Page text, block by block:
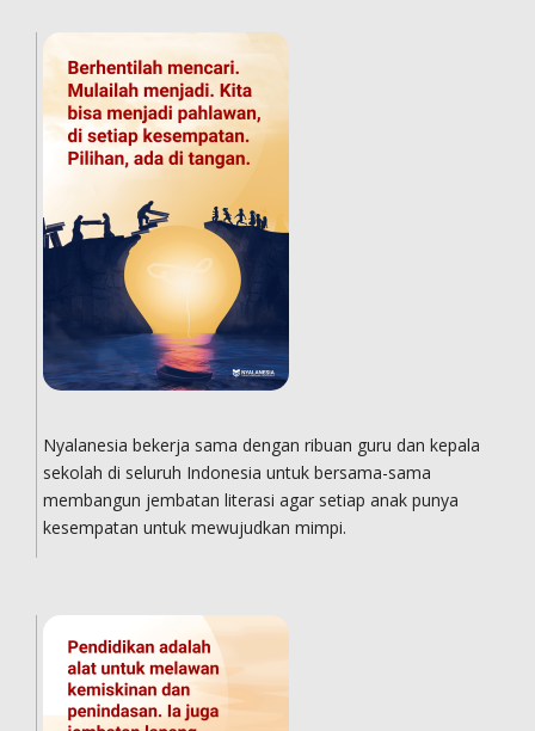
Nyalanesia bekerja sama dengan ribuan guru dan kepala
sekolah di seluruh Indonesia untuk bersama-sama
membangun jembatan literasi agar setiap anak punya
kesempatan untuk mewujudkan mimpi.